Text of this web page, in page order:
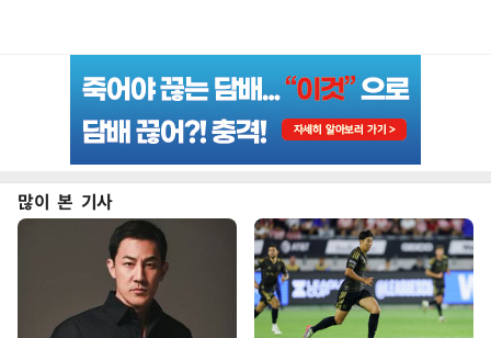
많이 본 기사